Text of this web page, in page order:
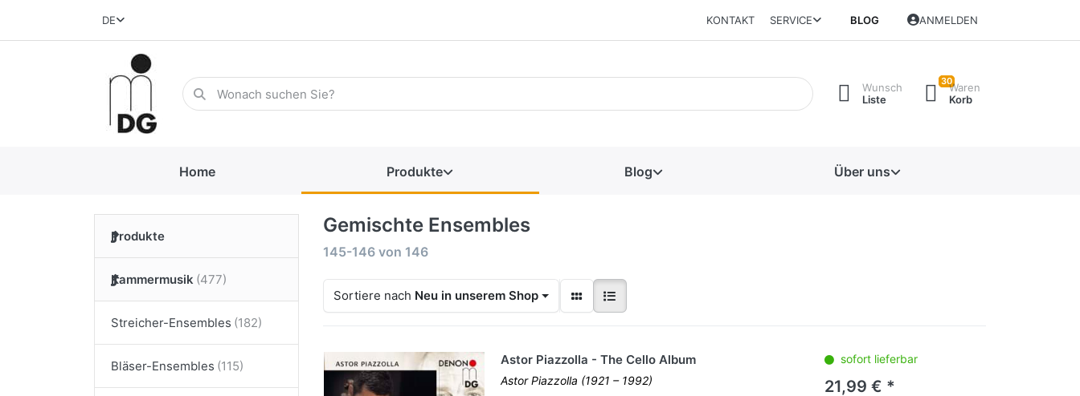
DE KONTAKT SERVICE BLOG ANMELDEN
Wunsch
Liste
30Waren
Korb
Home Produkte Blog Über uns
Produkte
Kammermusik
Streicher-Ensembles
Bläser-Ensembles
Gemischte Ensembles
145-146 von 146
Sortiere nach Neu in unserem Shop
Astor Piazzolla - The Cello Album
Astor Piazzolla (1921 – 1992)
sofort lieferbar
21,99 € *